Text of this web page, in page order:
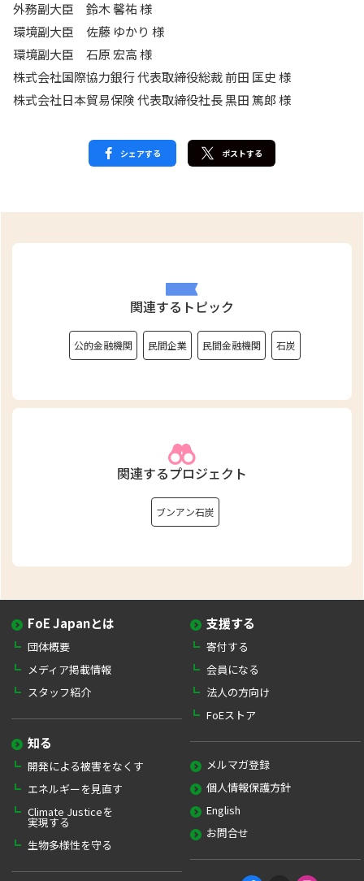
外務副大臣 鈴木 馨祐 様
環境副大臣 佐藤 ゆかり 様
環境副大臣 石原 宏高 様
株式会社国際協力銀行 代表取締役総裁 前田 匡史 様
株式会社日本貿易保険 代表取締役社長 黒田 篤郎 様
シェアする ポストする
関連するトピック
公的金融機関 民間企業 民間金融機関 石炭
関連するプロジェクト
ブンアン石炭
FoE Japanとは
団体概要
メディア掲載情報
スタッフ紹介
知る
開発による被害をなくす
エネルギーを見直す
Climate Justiceを
実現する
生物多様性を守る
支援する
寄付する
会員になる
法人の方向け
FoEストア
メルマガ登録
個人情報保護方針
English
お問合せ